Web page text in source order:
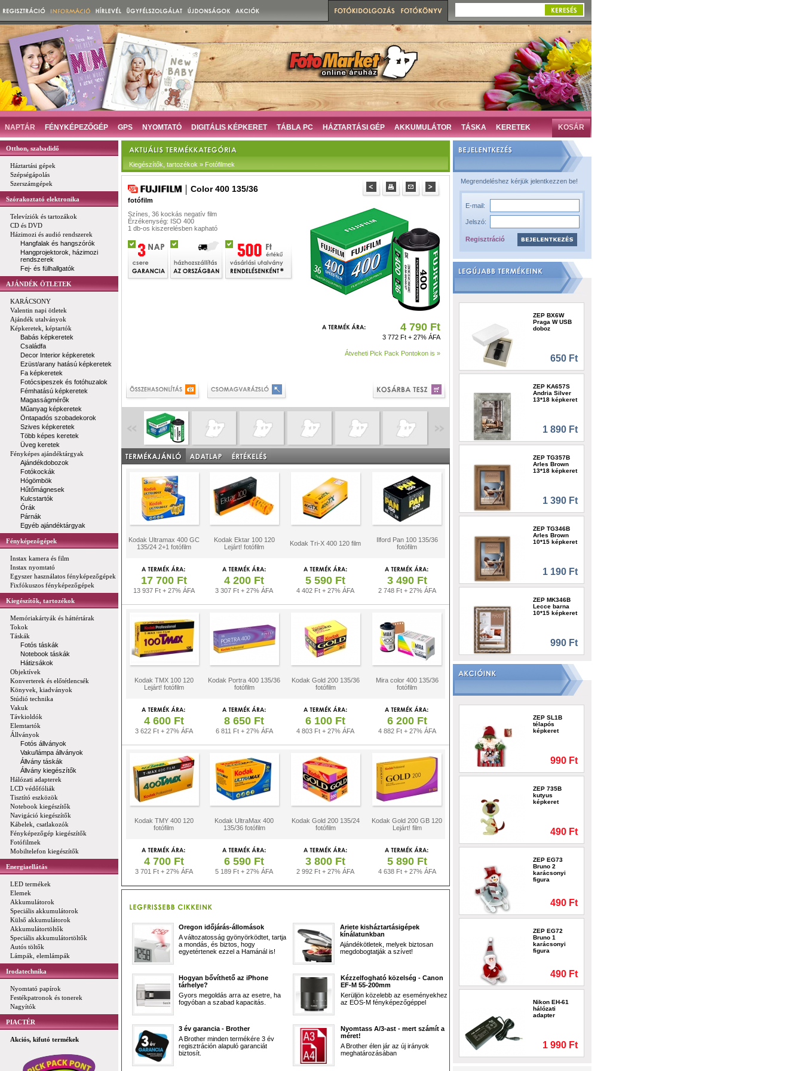
NAPTÁR FÉNYKÉPEZŐGÉP GPS NYOMTATÓ DIGITÁLIS KÉPKERET TÁBLA PC HÁZTARTÁSI GÉP AKKUMULÁTOR TÁSKA KERETEK KOSÁR
Otthon, szabadidő
Háztartási gépek
Szépségápolás
Szerszámgépek
Szórakoztató elektronika
Televíziók és tartozákok
CD és DVD
Házimozi és audió rendszerek
Hangfalak és hangszórók
Hangprojektorok, házimozi
rendszerek
Fej- és fülhallgatók
AJÁNDÉK ÖTLETEK
KARÁCSONY
Valentin napi ötletek
Ajándék utalványok
Képkeretek, képtartók
Babás képkeretek
Családfa
Decor Interior képkeretek
Ezüst/arany hatású képkeretek
Fa képkeretek
Fotócsipeszek és fotóhuzalok
Fémhatású képkeretek
Magasságmérők
Műanyag képkeretek
Öntapadós szobadekorok
Szives képkeretek
Több képes keretek
Üveg keretek
Fényképes ajándéktárgyak
Ajándékdobozok
Fotókockák
Hógömbök
Hűtőmágnesek
Kulcstartók
Órák
Párnák
Egyéb ajándéktárgyak
Fényképezőgépek
Instax kamera és film
Instax nyomtató
Egyszer használatos fényképezőgépek
Fixfókuszos fényképezőgépek
Kiegészítők, tartozékok
Memóriakártyák és háttértárak
Tokok
Táskák
Fotós táskák
Notebook táskák
Hátizsákok
Objektívek
Konverterek és előtétlencsék
Könyvek, kiadványok
Stúdió technika
Vakuk
Távkioldók
Elemtartók
Állványok
Fotós állványok
Vaku/lámpa állványok
Állvány táskák
Állvány kiegészítők
Hálózati adapterek
LCD védőfóliák
Tisztító eszközök
Notebook kiegészítők
Navigáció kiegészítők
Kábelek, csatlakozók
Fényképezőgép kiegészítők
Fotófilmek
Mobiltelefon kiegészítők
Energiaellátás
LED termékek
Elemek
Akkumulátorok
Speciális akkumulátorok
Külső akkumulátorok
Akkumulátortöltők
Speciális akkumulátortöltők
Autós töltők
Lámpák, elemlámpák
Irodatechnika
Nyomtató papírok
Festékpatronok és tonerek
Nagyítók
PIACTÉR
Akciós, kifutó termékek
Kiegészítők, tartozékok » Fotófilmek
Color 400 135/36
fotófilm
Színes, 36 kockás negatív film
Érzékenység: ISO 400
1 db-os kiszerelésben kapható
4 790 Ft
3 772 Ft + 27% ÁFA
Átveheti Pick Pack Pontokon is »
Kodak Ultramax 400 GC
135/24 2+1 fotófilm
Kodak Ektar 100 120
Lejárt! fotófilm
Kodak Tri-X 400 120 film
Ilford Pan 100 135/36
fotófilm
17 700 Ft
13 937 Ft + 27% ÁFA
4 200 Ft
3 307 Ft + 27% ÁFA
5 590 Ft
4 402 Ft + 27% ÁFA
3 490 Ft
2 748 Ft + 27% ÁFA
Kodak TMX 100 120
Lejárt! fotófilm
Kodak Portra 400 135/36
fotófilm
Kodak Gold 200 135/36
fotófilm
Mira color 400 135/36
fotófilm
4 600 Ft
3 622 Ft + 27% ÁFA
8 650 Ft
6 811 Ft + 27% ÁFA
6 100 Ft
4 803 Ft + 27% ÁFA
6 200 Ft
4 882 Ft + 27% ÁFA
Kodak TMY 400 120
fotófilm
Kodak UltraMax 400
135/36 fotófilm
Kodak Gold 200 135/24
fotófilm
Kodak Gold 200 GB 120
Lejárt! film
4 700 Ft
3 701 Ft + 27% ÁFA
6 590 Ft
5 189 Ft + 27% ÁFA
3 800 Ft
2 992 Ft + 27% ÁFA
5 890 Ft
4 638 Ft + 27% ÁFA
Oregon időjárás-állomások
A változatosság gyönyörködtet, tartja
a mondás, és biztos, hogy
egyetértenek ezzel a Hamánál is!
Ariete kisháztartásigépek
kínálatunkban
Ajándékötletek, melyek biztosan
megdobogtatják a szívet!
Hogyan bővíthető az iPhone
tárhelye?
Gyors megoldás arra az esetre, ha
fogyóban a szabad kapacitás.
Kézzelfogható közelség - Canon
EF-M 55-200mm
Kerüljön közelebb az eseményekhez
az EOS-M fényképezőgéppel
3 év garancia - Brother
A Brother minden termékére 3 év
regisztráción alapuló garanciát
biztosít.
Nyomtass A/3-ast - mert számít a
méret!
A Brother élen jár az új irányok
meghatározásában
Megrendeléshez kérjük jelentkezzen be!
E-mail:
Jelszó:
Regisztráció
ZEP BX6W
Praga W USB
doboz
650 Ft
ZEP KA657S
Andria Silver
13*18 képkeret
1 890 Ft
ZEP TG357B
Arles Brown
13*18 képkeret
1 390 Ft
ZEP TG346B
Arles Brown
10*15 képkeret
1 190 Ft
ZEP MK346B
Lecce barna
10*15 képkeret
990 Ft
ZEP SL1B
télapós
képkeret
990 Ft
ZEP 735B
kutyus
képkeret
490 Ft
ZEP EG73
Bruno 2
karácsonyi
figura
490 Ft
ZEP EG72
Bruno 1
karácsonyi
figura
490 Ft
Nikon EH-61
hálózati
adapter
1 990 Ft